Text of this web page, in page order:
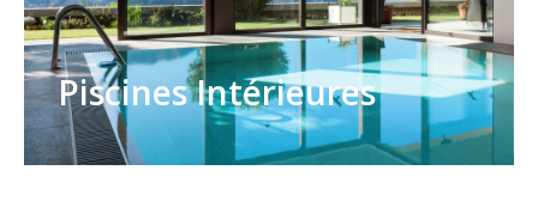
Piscines Intérieures